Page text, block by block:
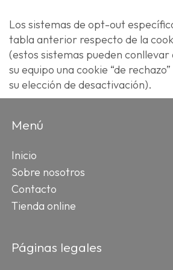
Los sistemas de opt-out
tabla anterior respecto de la
(estos sistemas pueden conllevar
su equipo una cookie “de
su elección de desactivación).
Menú
Inicio
Sobre nosotros
Contacto
Tienda online
Páginas legales